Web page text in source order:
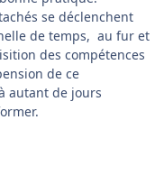
se déclenchent
de temps, au fur et
des compétences
de ce
autant de jours